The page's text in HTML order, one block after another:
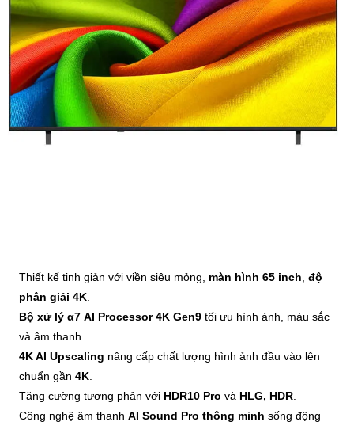
Thiết kế tinh giản với viền siêu mỏng, màn hình 65 inch độ
phân giải 4K
Bộ xử lý α7 AI Processor 4K Gen9 tối ưu hình ảnh, màu sắc
và âm thanh.
4K AI Upscaling nâng cấp chất lượng hình ảnh đầu vào lên
chuẩn gần 4K
Tăng cường tương phản với HDR10 Pro và HLG, HDR
Công nghệ âm thanh AI Sound Pro thông minh sống động